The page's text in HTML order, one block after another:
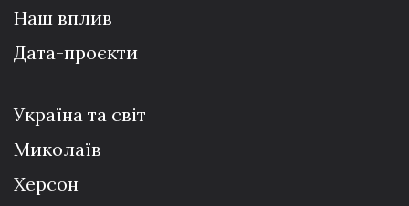
Наш вплив
Дата-проєкти
Україна та світ
Миколаїв
Херсон